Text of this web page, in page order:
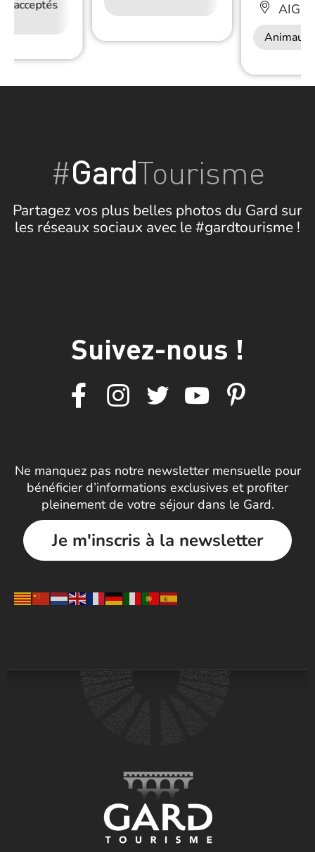
acceptés
Accès Internet
Restauration
Animaux
#GardTourisme
Partagez vos plus belles photos du Gard sur
les réseaux sociaux avec le #gardtourisme !
Suivez-nous !
Ne manquez pas notre newsletter mensuelle pour
bénéficier d’informations exclusives et profiter
pleinement de votre séjour dans le Gard.
Je m'inscris à la newsletter